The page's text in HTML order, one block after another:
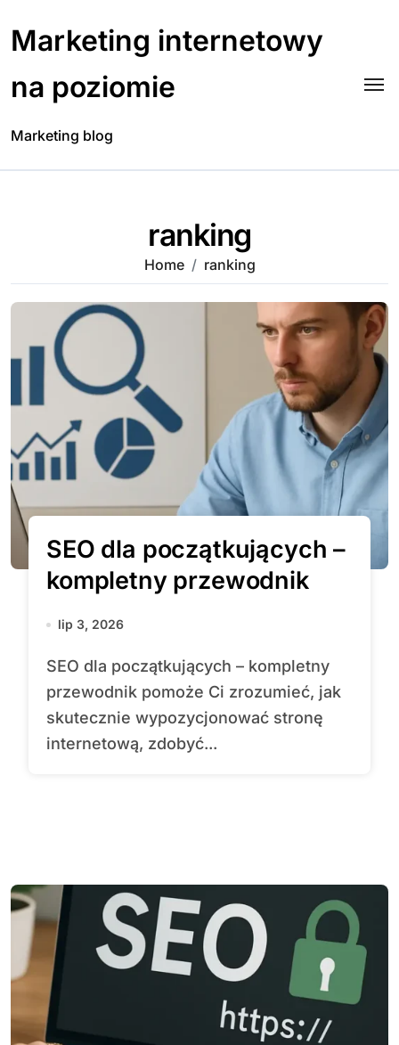
content
Marketing internetowy
na poziomie
Marketing blog
ranking
Home ranking
SEO dla początkujących –
kompletny przewodnik
lip 3, 2026
SEO dla początkujących – kompletny
przewodnik pomoże Ci zrozumieć, jak
skutecznie wypozycjonować stronę
internetową, zdobyć...